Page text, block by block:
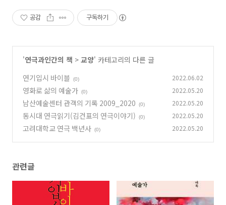
공감 구독하기
'연극과인간의 책 > 교양' 카테고리의 다른 글
연기입시 바이블
(0) 2022.06.02
영화로 삶의 예술가 (0) 2022.05.20
남산예술센터 관객의 기록 2009_2020 (0) 2022.05.20
동시대 연극읽기(김건표의 연극이야기) (0) 2022.05.20
고려대학교 연극 백년사 (0) 2022.05.20
관련글